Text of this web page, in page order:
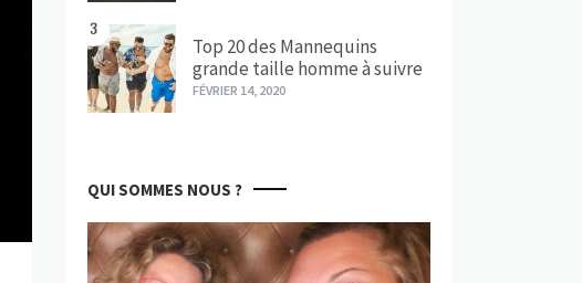
3
Top 20 des Mannequins
grande taille homme à suivre
FÉVRIER 14, 2020
QUI SOMMES NOUS ?